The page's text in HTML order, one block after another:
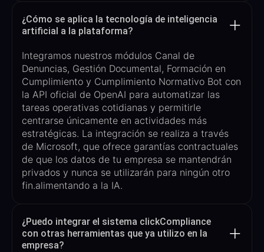
¿Cómo se aplica la tecnología de inteligencia
artificial a la plataforma?
Integramos nuestros módulos Canal de
Denuncias, Gestión Documental, Formación en
Cumplimiento y Cumplimiento Normativo Bot con
la API oficial de OpenAI para automatizar las
tareas operativas cotidianas y permitirle
centrarse únicamente en actividades más
estratégicas. La integración se realiza a través
de Microsoft, que ofrece garantías contractuales
de que los datos de tu empresa se mantendrán
privados y nunca se utilizarán para ningún otro
fin.alimentando a la IA.
¿Puedo integrar el sistema clickCompliance
con otras herramientas que ya utilizo en la
empresa?